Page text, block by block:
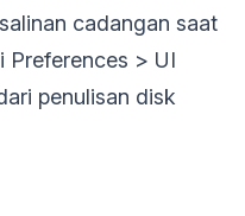
cadangan saat
Preferences > UI
penulisan disk